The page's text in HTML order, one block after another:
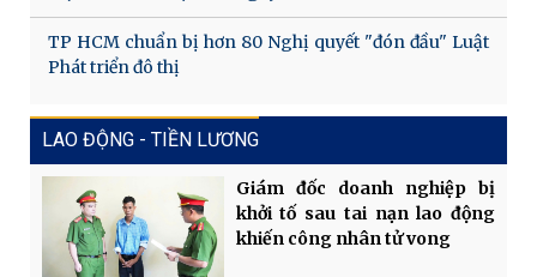
TP HCM chuẩn bị hơn 80 Nghị quyết "đón đầu" Luật
Phát triển đô thị
LAO ĐỘNG - TIỀN LƯƠNG
Giám đốc doanh nghiệp bị
khởi tố sau tai nạn lao động
khiến công nhân tử vong